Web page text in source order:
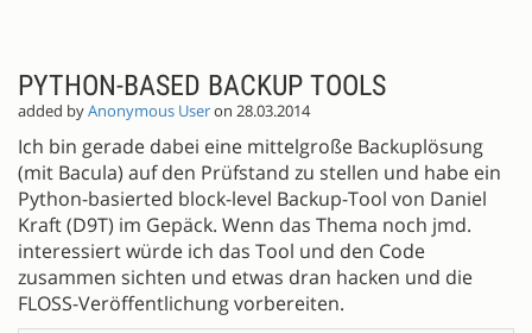
PYTHON-BASED BACKUP TOOLS
added byAnonymous Useron 28.03.2014
Ich bin gerade dabei eine mittelgroße Backuplösung
(mit Bacula) auf den Prüfstand zu stellen und habe ein
Python-basierted block-level Backup-Tool von Daniel
Kraft (D9T) im Gepäck. Wenn das Thema noch jmd.
interessiert würde ich das Tool und den Code
zusammen sichten und etwas dran hacken und die
FLOSS-Veröffentlichung vorbereiten.